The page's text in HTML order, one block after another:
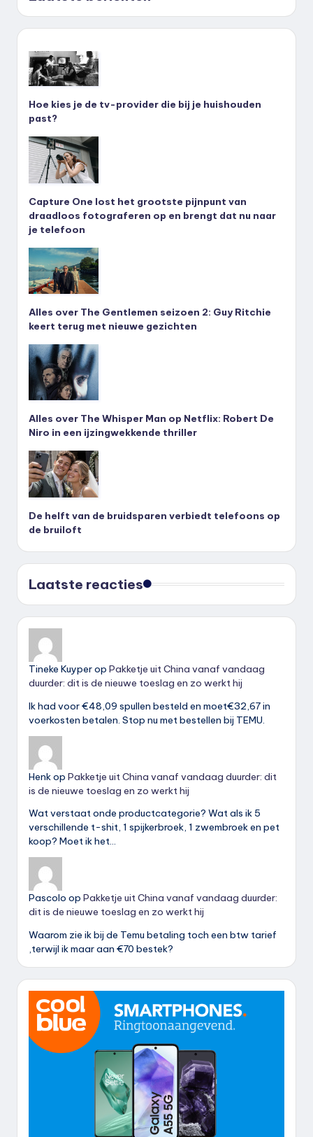
Hoe kies je de tv-provider die bij je huishouden
past?
Capture One lost het grootste pijnpunt van
draadloos fotograferen op en brengt dat nu naar
je telefoon
Alles over The Gentlemen seizoen 2: Guy Ritchie
keert terug met nieuwe gezichten
Alles over The Whisper Man op Netflix: Robert De
Niro in een ijzingwekkende thriller
De helft van de bruidsparen verbiedt telefoons op
de bruiloft
Laatste reacties
Tineke Kuyperop Pakketje uit China vanaf vandaag
duurder: dit is de nieuwe toeslag en zo werkt hij
Ik had voor €48,09 spullen besteld en moet€32,67 in
voerkosten betalen. Stop nu met bestellen bij TEMU.
Henkop Pakketje uit China vanaf vandaag duurder: dit
is de nieuwe toeslag en zo werkt hij
Wat verstaat onde productcategorie? Wat als ik 5
verschillende t-shit, 1 spijkerbroek, 1 zwembroek en pet
koop? Moet ik het…
Pascolo op Pakketje uit China vanaf vandaag duurder:
dit is de nieuwe toeslag en zo werkt hij
Waarom zie ik bij de Temu betaling toch een btw tarief
,terwijl ik maar aan €70 bestek?